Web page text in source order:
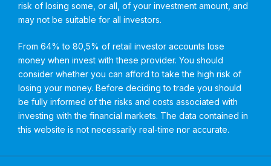
risk of losing some, or all, of your investment amount, and
may not be suitable for all investors.
From 64% to 80,5% of retail investor accounts lose
money when invest with these provider. You should
consider whether you can afford to take the high risk of
losing your money. Before deciding to trade you should
be fully informed of the risks and costs associated with
investing with the financial markets. The data contained in
this website is not necessarily real-time nor accurate.